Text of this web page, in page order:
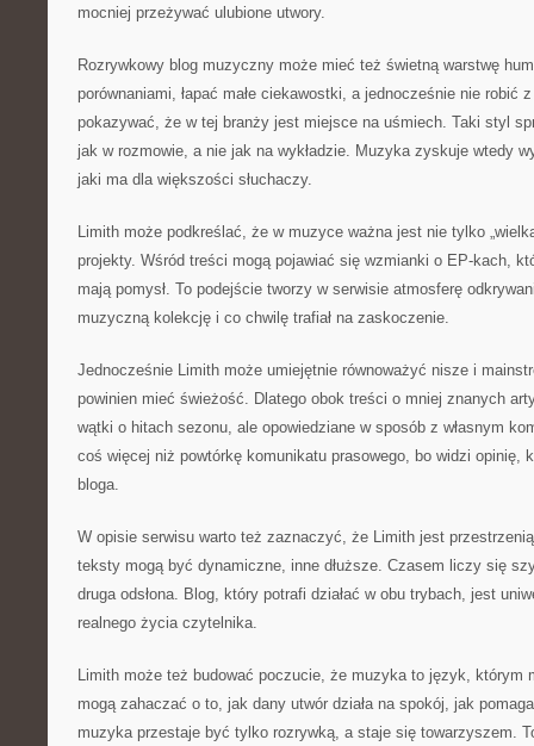
mocniej przeżywać ulubione utwory.
Rozrywkowy blog muzyczny może mieć też świetną warstwę
porównaniami, łapać małe ciekawostki, a jednocześnie nie robić
pokazywać, że w tej branży jest miejsce na uśmiech. Taki styl
jak w rozmowie, a nie jak na wykładzie. Muzyka zyskuje wtedy
jaki ma dla większości słuchaczy.
Limith może podkreślać, że w muzyce ważna jest nie tylko
projekty. Wśród treści mogą pojawiać się wzmianki o EP-kach,
mają pomysł. To podejście tworzy w serwisie atmosferę
muzyczną kolekcję i co chwilę trafiał na zaskoczenie.
Jednocześnie Limith może umiejętnie równoważyć nisze i
powinien mieć świeżość. Dlatego obok treści o mniej znanych
wątki o hitach sezonu, ale opowiedziane w sposób z własnym
coś więcej niż powtórkę komunikatu prasowego, bo widzi opinię,
bloga.
W opisie serwisu warto też zaznaczyć, że Limith jest
teksty mogą być dynamiczne, inne dłuższe. Czasem liczy się
druga odsłona. Blog, który potrafi działać w obu trybach, jest
realnego życia czytelnika.
Limith może też budować poczucie, że muzyka to język, którym
mogą zahaczać o to, jak dany utwór działa na spokój, jak
muzyka przestaje być tylko rozrywką, a staje się towarzyszem.